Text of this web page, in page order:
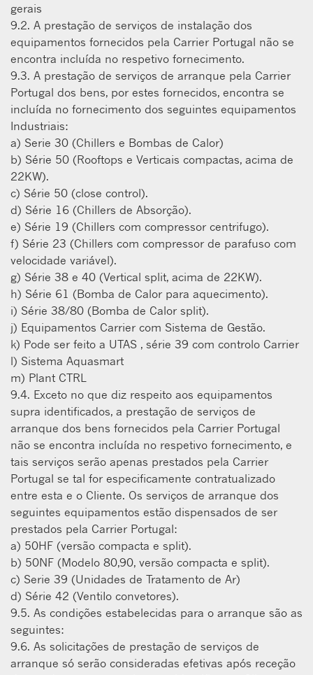
gerais
9.2. A prestação de serviços de instalação dos
equipamentos fornecidos pela Carrier Portugal não se
encontra incluída no respetivo fornecimento.
9.3. A prestação de serviços de arranque pela Carrier
Portugal dos bens, por estes fornecidos, encontra se
incluída no fornecimento dos seguintes equipamentos
Industriais:
a) Serie 30 (Chillers e Bombas de Calor)
b) Série 50 (Rooftops e Verticais compactas, acima de
22KW).
c) Série 50 (close control).
d) Série 16 (Chillers de Absorção).
e) Série 19 (Chillers com compressor centrifugo).
f) Série 23 (Chillers com compressor de parafuso com
velocidade variável).
g) Série 38 e 40 (Vertical split, acima de 22KW).
h) Série 61 (Bomba de Calor para aquecimento).
i) Série 38/80 (Bomba de Calor split).
j) Equipamentos Carrier com Sistema de Gestão.
k) Pode ser feito a UTAS , série 39 com controlo Carrier
l) Sistema Aquasmart
m) Plant CTRL
9.4. Exceto no que diz respeito aos equipamentos
supra identificados, a prestação de serviços de
arranque dos bens fornecidos pela Carrier Portugal
não se encontra incluída no respetivo fornecimento, e
tais serviços serão apenas prestados pela Carrier
Portugal se tal for especificamente contratualizado
entre esta e o Cliente. Os serviços de arranque dos
seguintes equipamentos estão dispensados de ser
prestados pela Carrier Portugal:
a) 50HF (versão compacta e split).
b) 50NF (Modelo 80,90, versão compacta e split).
c) Serie 39 (Unidades de Tratamento de Ar)
d) Série 42 (VentiIo convetores).
9.5. As condições estabelecidas para o arranque são as
seguintes:
9.6. As solicitações de prestação de serviços de
arranque só serão consideradas efetivas após receção